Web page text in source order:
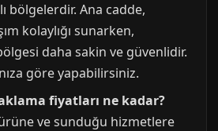
bölgelerdir. Ana cadde,
kolaylığı sunarken,
daha sakin ve güvenlidir.
göre yapabilirsiniz.
fiyatları ne kadar?
ve sunduğu hizmetlere